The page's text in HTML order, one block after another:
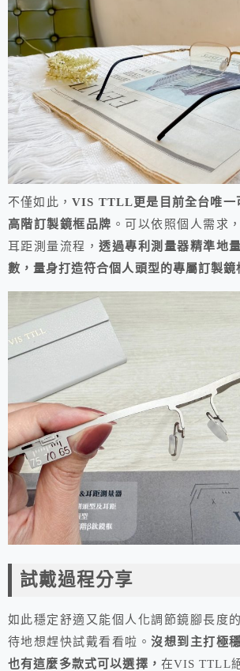
不僅如此，VIS TTLL更是目前全台唯一
高階訂製鏡框品牌 。可以依照個人需求
耳距測量流程，透過專利測量器精準地
數，量身打造符合個人頭型的專屬訂製鏡
試戴過程分享
如此穩定舒適又能個人化調節鏡腳長度
待地想趕快試戴看看啦。沒想到主打極
也有這麼多款式可以選擇， 在VIS TTLL